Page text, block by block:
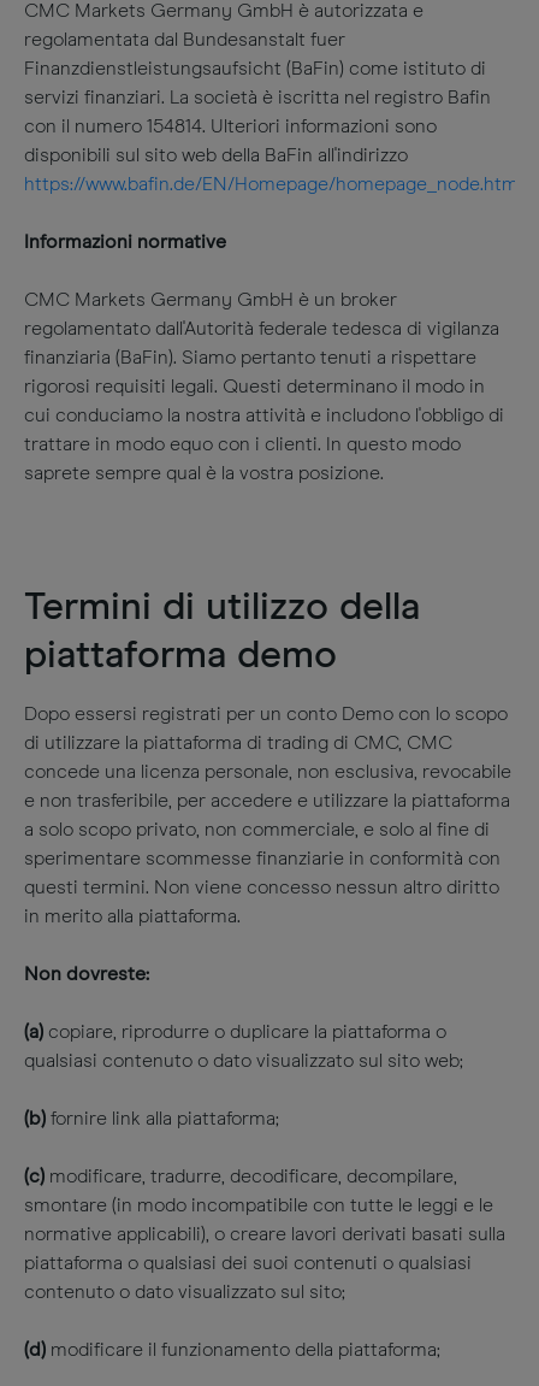
CMC Markets Germany GmbH è autorizzata e
regolamentata dal Bundesanstalt fuer
Finanzdienstleistungsaufsicht (BaFin) come istituto di
servizi finanziari. La società è iscritta nel registro Bafin
con il numero 154814. Ulteriori informazioni sono
disponibili sul sito web della BaFin all'indirizzo
https://www.bafin.de/EN/Homepage/homepage_node.html
Informazioni normative
CMC Markets Germany GmbH è un broker
regolamentato dall'Autorità federale tedesca di vigilanza
finanziaria (BaFin). Siamo pertanto tenuti a rispettare
rigorosi requisiti legali. Questi determinano il modo in
cui conduciamo la nostra attività e includono l'obbligo di
trattare in modo equo con i clienti. In questo modo
saprete sempre qual è la vostra posizione.
Termini di utilizzo della
piattaforma demo
Dopo essersi registrati per un conto Demo con lo scopo
di utilizzare la piattaforma di trading di CMC, CMC
concede una licenza personale, non esclusiva, revocabile
e non trasferibile, per accedere e utilizzare la piattaforma
a solo scopo privato, non commerciale, e solo al fine di
sperimentare scommesse finanziarie in conformità con
questi termini. Non viene concesso nessun altro diritto
in merito alla piattaforma.
Non dovreste:
(a) copiare, riprodurre o duplicare la piattaforma o
qualsiasi contenuto o dato visualizzato sul sito web;
(b) fornire link alla piattaforma;
(c) modificare, tradurre, decodificare, decompilare,
smontare (in modo incompatibile con tutte le leggi e le
normative applicabili), o creare lavori derivati basati sulla
piattaforma o qualsiasi dei suoi contenuti o qualsiasi
contenuto o dato visualizzato sul sito;
(d) modificare il funzionamento della piattaforma;